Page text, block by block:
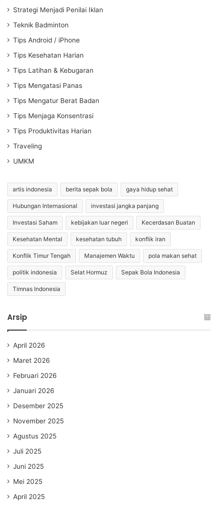
Strategi Menjadi Penilai Iklan
Teknik Badminton
Tips Android / iPhone
Tips Kesehatan Harian
Tips Latihan & Kebugaran
Tips Mengatasi Panas
Tips Mengatur Berat Badan
Tips Menjaga Konsentrasi
Tips Produktivitas Harian
Traveling
UMKM
artis indonesia berita sepak bola gaya hidup sehat
Hubungan Internasional investasi jangka panjang
Investasi Saham kebijakan luar negeri Kecerdasan Buatan
Kesehatan Mental kesehatan tubuh konflik iran
Konflik Timur Tengah Manajemen Waktu pola makan sehat
politik indonesia Selat Hormuz Sepak Bola Indonesia
Timnas Indonesia
Arsip
April 2026
Maret 2026
Februari 2026
Januari 2026
Desember 2025
November 2025
Agustus 2025
Juli 2025
Juni 2025
Mei 2025
April 2025